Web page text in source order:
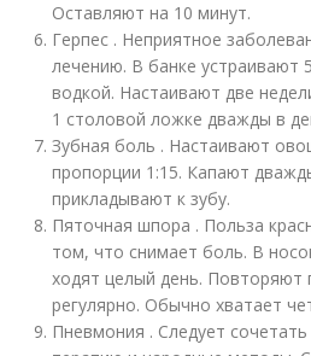
Оставляют на 10 минут.
Герпес . Неприятное
лечению. В банке устраивают
водкой. Настаивают две
1 столовой ложке дважды в
Зубная боль . Настаивают
пропорции 1:15. Капают
прикладывают к зубу.
Пяточная шпора . Польза
том, что снимает боль. В
ходят целый день. Повторяют
регулярно. Обычно хватает
Пневмония . Следует